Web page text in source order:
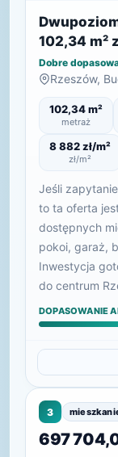
102,34 m²
Dobre
Rzeszów,
102,34 m²
metraż
8 882 zł/m²
zł/m²
Jeśli
to ta oferta
dostępnych
pokoi, garaż,
Inwestycja
do centrum
DOPASOWANIE
3
697